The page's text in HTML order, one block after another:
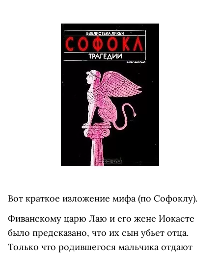
Вот краткое изложение мифа (по Софоклу).
Фиванскому царю Лаю и его жене Иокасте
было предсказано, что их сын убьет отца.
Только что родившегося мальчика отдают